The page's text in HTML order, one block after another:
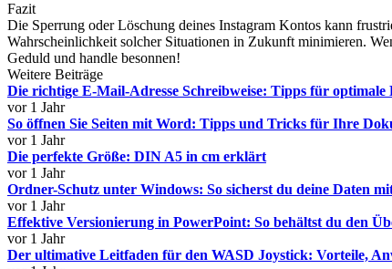
Fazit
Die Sperrung oder Löschung deines Instagram Kontos kann
Wahrscheinlichkeit solcher Situationen in Zukunft minimieren.
Geduld und handle besonnen!
Weitere Beiträge
Die richtige E-Mail-Adresse Schreibweise: Tipps für
vor 1 Jahr
So öffnen Sie Seiten mit Word: Tipps und Tricks für Ihre
vor 1 Jahr
Die perfekte Größe: DIN A5 in cm erklärt
vor 1 Jahr
Ordner-Schutz unter Windows: So sicherst du deine Daten
vor 1 Jahr
Effektive Versionierung in PowerPoint: So behältst du den
vor 1 Jahr
Der ultimative Leitfaden für den WASD Joystick: Vorteile,